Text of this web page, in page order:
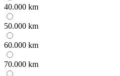
40.000 km
50.000 km
60.000 km
70.000 km